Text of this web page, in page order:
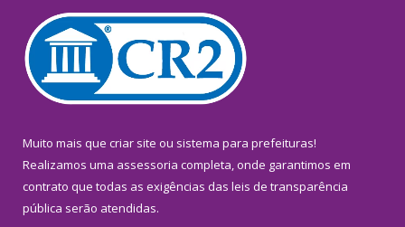
Muito mais que criar site ou sistema para prefeituras!
Realizamos uma assessoria completa, onde garantimos em
contrato que todas as exigências das leis de transparência
pública serão atendidas.